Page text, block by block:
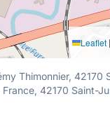
Leaflet |
Thimonnier, 42170
France, 42170 Saint-